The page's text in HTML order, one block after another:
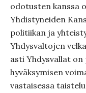
odotusten kanssa
Yhdistyneiden
politiikan ja
Yhdysvaltojen
asti Yhdysvallat
hyväksymisen
vastaisessa